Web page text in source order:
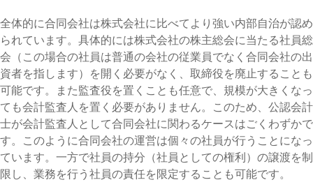
全体的に合同会社は株式会社に比べてより強い内部自治が認め
られています。具体的には株式会社の株主総会に当たる社員総
会（この場合の社員は普通の会社の従業員でなく合同会社の出
資者を指します）を開く必要がなく、取締役を廃止することも
可能です。また監査役を置くことも任意で、規模が大きくなっ
ても会計監査人を置く必要がありません。このため、公認会計
士が会計監査人として合同会社に関わるケースはごくわずかで
す。このように合同会社の運営は個々の社員が行うことになっ
ています。一方で社員の持分（社員としての権利）の譲渡を制
限し、業務を行う社員の責任を限定することも可能です。